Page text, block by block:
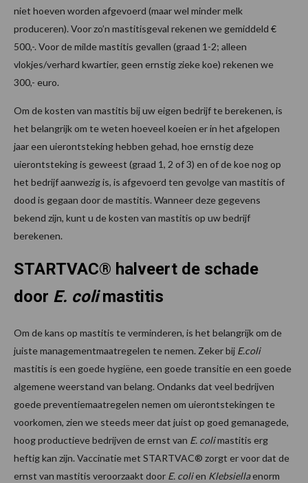
niet hoeven worden afgevoerd (maar wel minder melk
produceren). Voor zo’n mastitisgeval rekenen we gemiddeld €
500,-. Voor de milde mastitis gevallen (graad 1-2; alleen
vlokjes/verhard kwartier, geen ernstig zieke koe) rekenen we
300,- euro.
Om de kosten van mastitis bij uw eigen bedrijf te berekenen, is
het belangrijk om te weten hoeveel koeien er in het afgelopen
jaar een uierontsteking hebben gehad, hoe ernstig deze
uierontsteking is geweest (graad 1, 2 of 3) en of de koe nog op
het bedrijf aanwezig is, is afgevoerd ten gevolge van mastitis of
dood is gegaan door de mastitis. Wanneer deze gegevens
bekend zijn, kunt u de kosten van mastitis op uw bedrijf
berekenen.
STARTVAC® halveert de schade
door E. colimastitis
Om de kans op mastitis te verminderen, is het belangrijk om de
juiste managementmaatregelen te nemen. Zeker bij E.coli
mastitis is een goede hygiëne, een goede transitie en een goede
algemene weerstand van belang. Ondanks dat veel bedrijven
goede preventiemaatregelen nemen om uierontstekingen te
voorkomen, zien we steeds meer dat juist op goed gemanagede,
hoog productieve bedrijven de ernst van E. colimastitis erg
heftig kan zijn. Vaccinatie met STARTVAC® zorgt er voor dat de
ernst van mastitis veroorzaakt door E. colien Klebsiellaenorm